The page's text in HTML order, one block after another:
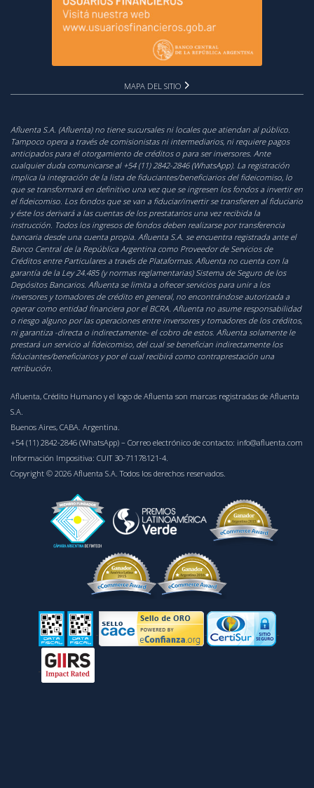
MAPA DEL SITIO
Afluenta S.A. (Afluenta) no tiene sucursales ni locales que atiendan al público.
Tampoco opera a través de comisionistas ni intermediarios, ni requiere pagos
anticipados para el otorgamiento de créditos o para ser inversores. Ante
cualquier duda comunicarse al +54 (11) 2842-2846 (WhatsApp). La registración
implica la integración de la lista de fiduciantes/beneficiarios del fideicomiso, lo
que se transformará en definitivo una vez que se ingresen los fondos a invertir en
el fideicomiso. Los fondos que se van a fiduciar/invertir se transfieren al fiduciario
y éste los derivará a las cuentas de los prestatarios una vez recibida la
instrucción. Todos los ingresos de fondos deben realizarse por transferencia
bancaria desde una cuenta propia. Afluenta S.A. se encuentra registrada ante el
Banco Central de la República Argentina como Proveedor de Servicios de
Créditos entre Particulares a través de Plataformas. Afluenta no cuenta con la
garantía de la Ley 24.485 (y normas reglamentarias) Sistema de Seguro de los
Depósitos Bancarios. Afluenta se limita a ofrecer servicios para unir a los
inversores y tomadores de crédito en general, no encontrándose autorizada a
operar como entidad financiera por el BCRA. Afluenta no asume responsabilidad
o riesgo alguno por las operaciones entre inversores y tomadores de los créditos,
ni garantiza -directa o indirectamente- el cobro de estos. Afluenta solamente le
prestará un servicio al fideicomiso, del cual se benefician indirectamente los
fiduciantes/beneficiarios y por el cual recibirá como contraprestación una
retribución.
Afluenta, Crédito Humano y el logo de Afluenta son marcas registradas de Afluenta
S.A.
Buenos Aires, CABA. Argentina.
+54 (11) 2842-2846 (WhatsApp) – Correo electrónico de contacto: info@afluenta.com
Información Impositiva: CUIT 30-71178121-4.
Copyright © 2026 Afluenta S.A. Todos los derechos reservados.